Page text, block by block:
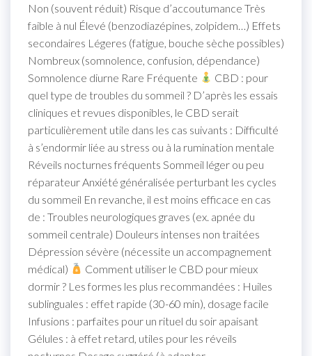
Non (souvent réduit) Risque d’accoutumance Très
faible à nul Élevé (benzodiazépines, zolpidem…) Effets
secondaires Légeres (fatigue, bouche sèche possibles)
Nombreux (somnolence, confusion, dépendance)
Somnolence diurne Rare Fréquente
CBD : pour
quel type de troubles du sommeil ? D’après les essais
cliniques et revues disponibles, le CBD serait
particulièrement utile dans les cas suivants : Difficulté
à s’endormir liée au stress ou à la rumination mentale
Réveils nocturnes fréquents Sommeil léger ou peu
réparateur Anxiété généralisée perturbant les cycles
du sommeil En revanche, il est moins efficace en cas
de : Troubles neurologiques graves (ex. apnée du
sommeil centrale) Douleurs intenses non traitées
Dépression sévère (nécessite un accompagnement
médical)
Comment utiliser le CBD pour mieux
dormir ? Les formes les plus recommandées : Huiles
sublinguales : effet rapide (30-60 min), dosage facile
Infusions : parfaites pour un rituel du soir apaisant
Gélules : à effet retard, utiles pour les réveils